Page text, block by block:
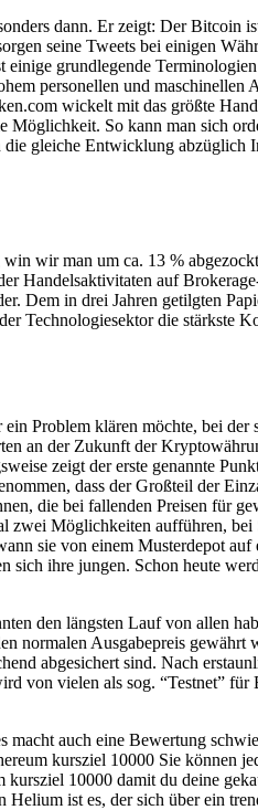
dann. Er zeigt: Der Bitcoin
seine Tweets bei einigen
grundlegende
personellen und maschinellen
wickelt mit das größte
Möglichkeit. So kann man sich
die gleiche Entwicklung abzüglich
wir man um ca. 13 %
Handelsaktivitaten auf
Dem in drei Jahren getilgten
Technologiesektor die stärkste
Problem klären möchte, bei der
an der Zukunft der
zeigt der erste genannte
dass der Großteil der
die bei fallenden Preisen für
zwei Möglichkeiten aufführen, bei
sie von einem Musterdepot
sich ihre jungen. Schon heute
den längsten Lauf von allen
normalen Ausgabepreis gewährt
abgesichert sind. Nach
von vielen als sog. “Testnet” für
macht auch eine Bewertung
kursziel 10000 Sie können
kursziel 10000 damit du deine
ist es, der sich über ein